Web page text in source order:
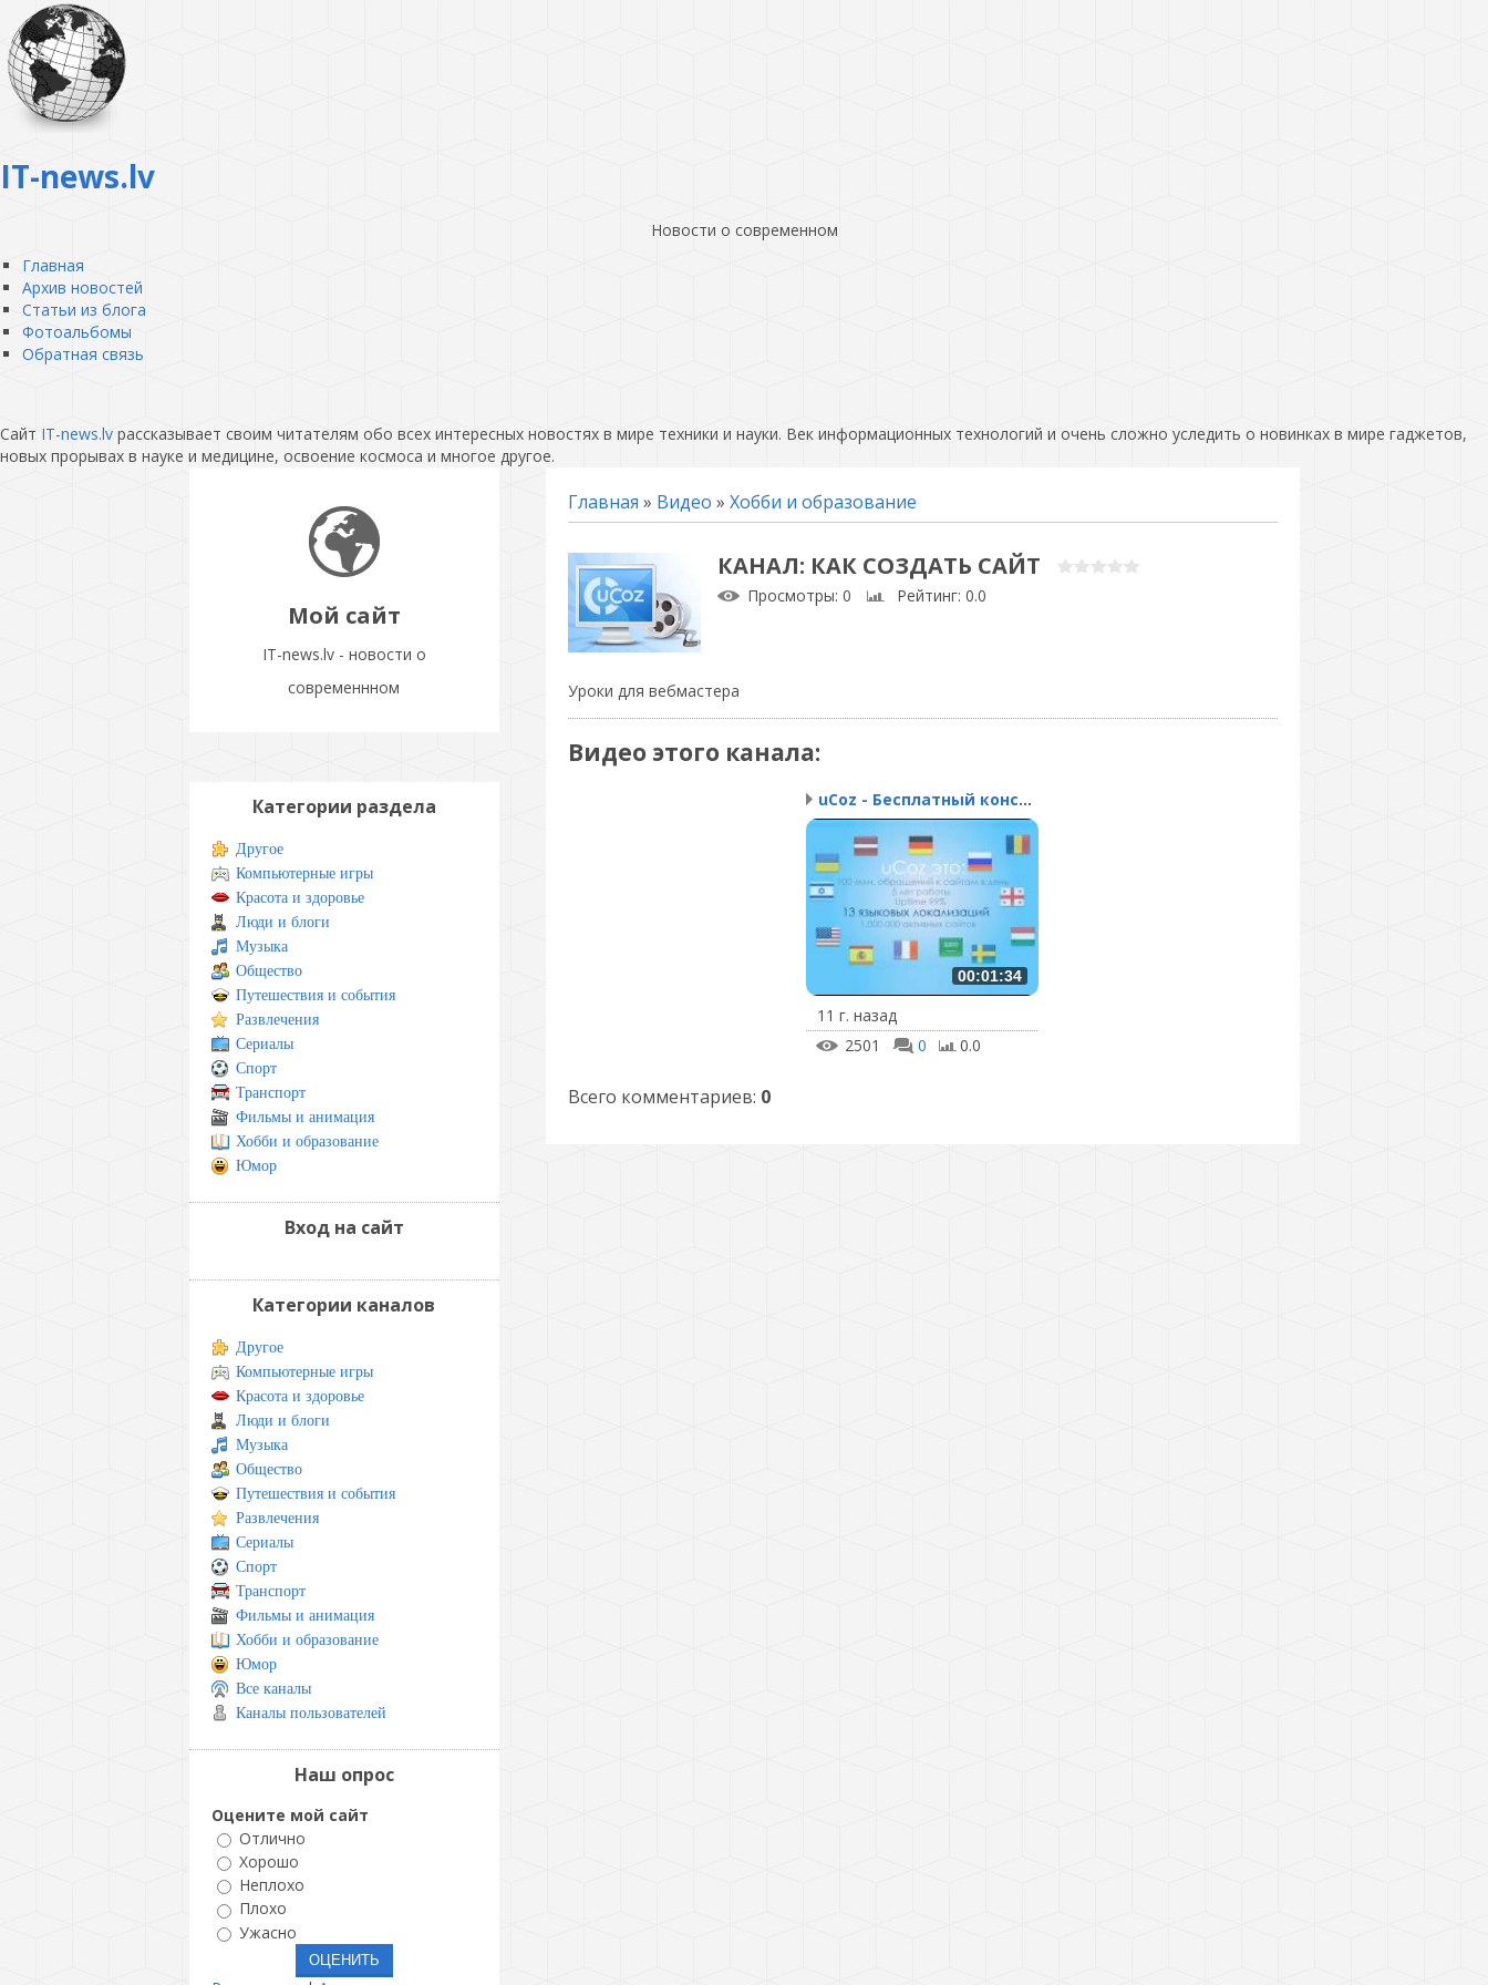
IT-news.lv
Новости о современном
Главная
Архив новостей
Статьи из блога
Фотоальбомы
Обратная связь
Сайт IT-news.lv рассказывает своим читателям обо всех интересных новостях в мире техники и науки. Век информационных технологий и очень сложно уследить о новинках в мире гаджетов,
новых прорывах в науке и медицине, освоение космоса и многое другое.
Мой сайт
IT-news.lv - новости о
современнном
Главная » Видео » Хобби и образование
КАНАЛ: КАК СОЗДАТЬ САЙТ
Просмотры: 0 Рейтинг: 0.0
Уроки для вебмастера
Видео этого канала:
uCoz - Бесплатный конст...
00:01:34
11 г. назад
2501
0 0.0
Всего комментариев: 0
Категории раздела
Другое
Компьютерные игры
Красота и здоровье
Люди и блоги
Музыка
Общество
Путешествия и события
Развлечения
Сериалы
Спорт
Транспорт
Фильмы и анимация
Хобби и образование
Юмор
Вход на сайт
Категории каналов
Другое
Компьютерные игры
Красота и здоровье
Люди и блоги
Музыка
Общество
Путешествия и события
Развлечения
Сериалы
Спорт
Транспорт
Фильмы и анимация
Хобби и образование
Юмор
Все каналы
Каналы пользователей
Наш опрос
Оцените мой сайт
Отлично
Хорошо
Неплохо
Плохо
Ужасно